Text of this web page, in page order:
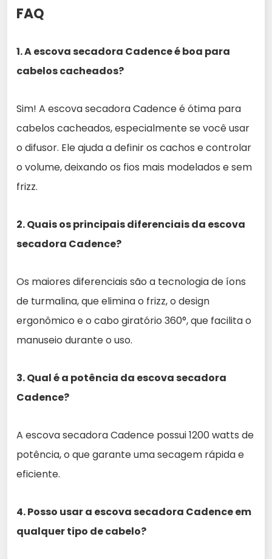
FAQ
1. A escova secadora Cadence é boa para
cabelos cacheados?
Sim! A escova secadora Cadence é ótima para
cabelos cacheados, especialmente se você usar
o difusor. Ele ajuda a definir os cachos e controlar
o volume, deixando os fios mais modelados e sem
frizz.
2. Quais os principais diferenciais da escova
secadora Cadence?
Os maiores diferenciais são a tecnologia de íons
de turmalina, que elimina o frizz, o design
ergonômico e o cabo giratório 360°, que facilita o
manuseio durante o uso.
3. Qual é a potência da escova secadora
Cadence?
A escova secadora Cadence possui 1200 watts de
potência, o que garante uma secagem rápida e
eficiente.
4. Posso usar a escova secadora Cadence em
qualquer tipo de cabelo?